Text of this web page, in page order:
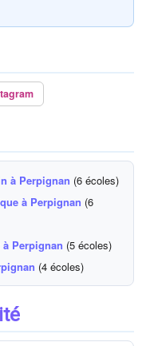
à Perpignan (6 écoles)
à Perpignan (6
Perpignan (5 écoles)
(4 écoles)